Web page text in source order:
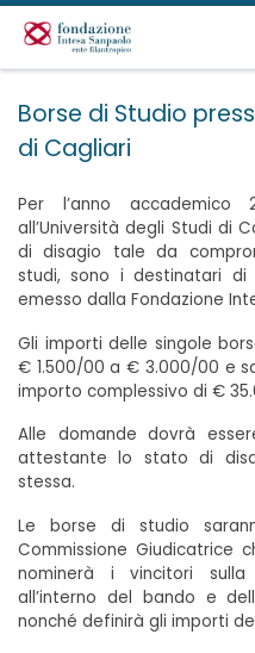
Passa al contenuto
Borse di Studio
di Cagliari
Per l’anno accademico
all’Università degli Studi di
di disagio tale da
studi, sono i destinatari
emesso dalla Fondazione
Gli importi delle singole
€ 1.500/00 a € 3.000/00 e
importo complessivo di €
Alle domande dovrà
attestante lo stato di
stessa.
Le borse di studio
Commissione Giudicatrice
nominerà i vincitori
all’interno del bando e
nonché definirà gli importi